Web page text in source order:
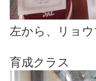
左から、リョ
育成クラス